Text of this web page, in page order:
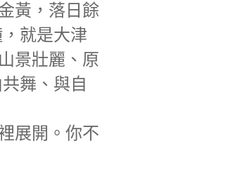
黃，落日餘
就是大津
景壯麗、原
舞、與自
展開。你不